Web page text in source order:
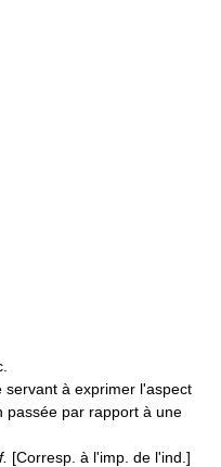
servant à exprimer l'aspect
passée par rapport à une
[Corresp. à l'imp. de l'ind.]